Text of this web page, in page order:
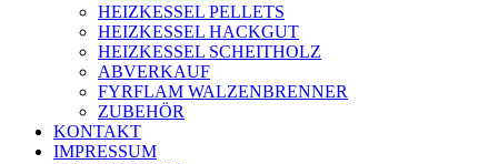
HEIZKESSEL PELLETS
HEIZKESSEL HACKGUT
HEIZKESSEL SCHEITHOLZ
ABVERKAUF
FYRFLAM WALZENBRENNER
ZUBEHÖR
KONTAKT
IMPRESSUM